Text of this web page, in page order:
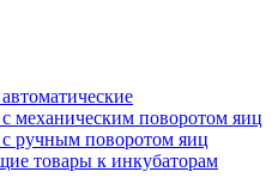
механическим поворотом яиц
ручным поворотом яиц
товары к инкубаторам